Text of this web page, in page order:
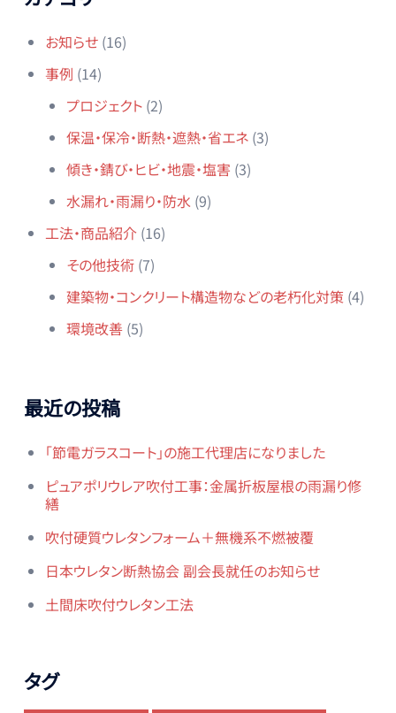
お知らせ(16)
事例 (14)
プロジェクト(2)
保温・保冷・断熱・遮熱・省エネ(3)
傾き・錆び・ヒビ・地震・塩害 (3)
水漏れ・雨漏り・防水 (9)
工法・商品紹介(16)
その他技術(7)
建築物・コンクリート構造物などの老朽化対策(4)
環境改善(5)
最近の投稿
「節電ガラスコート」の施工代理店になりました
ピュアポリウレア吹付工事：金属折板屋根の雨漏り修
繕
吹付硬質ウレタンフォーム＋無機系不燃被覆
日本ウレタン断熱協会 副会長就任のお知らせ
土間床吹付ウレタン工法
タグ